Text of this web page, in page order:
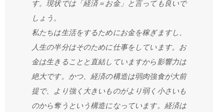
す。現状では「経済＝お金」と言っても良いで
しょう。
私たちは生活をするためにお金を稼ぎますし、
人生の半分はそのために仕事をしています。お
金は生きることと直結していますから影響力は
絶大です。かつ、経済の構造は弱肉強食が大前
提で、より強く大きいものがより弱く小さいも
のから奪うという構造になっています。経済は